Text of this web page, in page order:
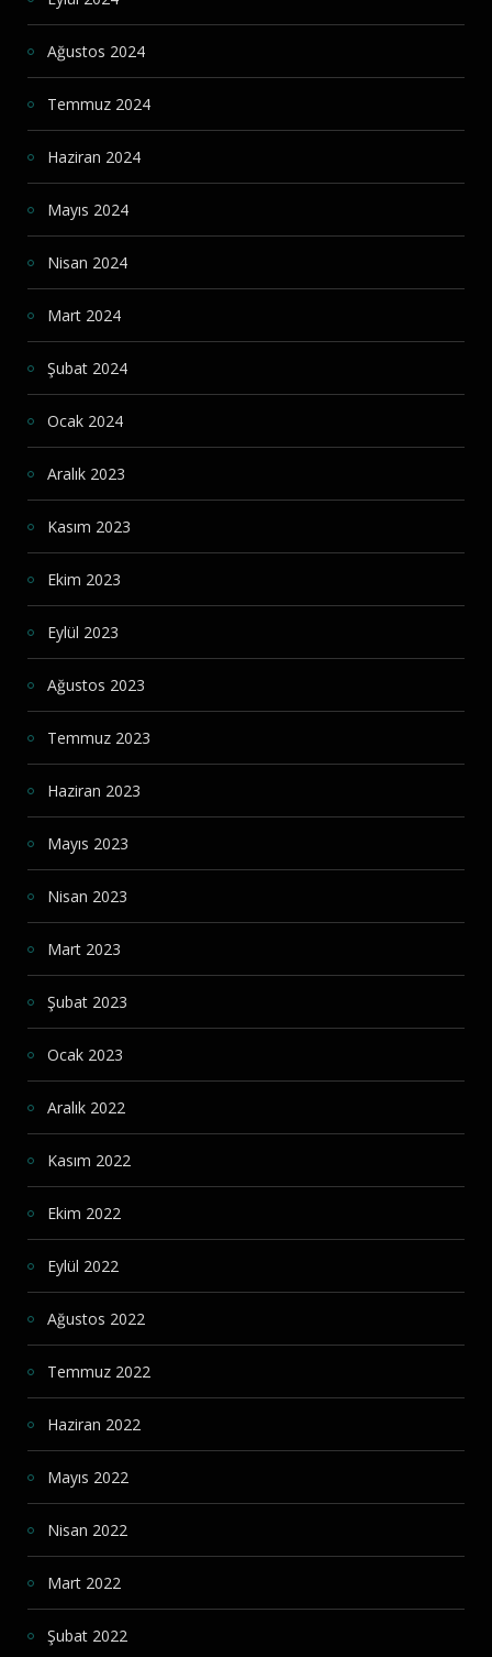
Ağustos 2024
Temmuz 2024
Haziran 2024
Mayıs 2024
Nisan 2024
Mart 2024
Şubat 2024
Ocak 2024
Aralık 2023
Kasım 2023
Ekim 2023
Eylül 2023
Ağustos 2023
Temmuz 2023
Haziran 2023
Mayıs 2023
Nisan 2023
Mart 2023
Şubat 2023
Ocak 2023
Aralık 2022
Kasım 2022
Ekim 2022
Eylül 2022
Ağustos 2022
Temmuz 2022
Haziran 2022
Mayıs 2022
Nisan 2022
Mart 2022
Şubat 2022